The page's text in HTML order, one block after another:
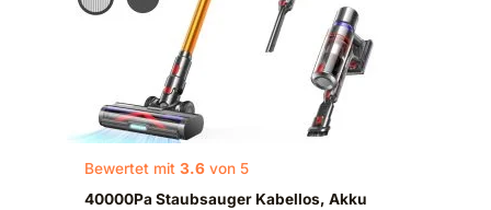
Bewertet mit3.6 von 5
40000Pa Staubsauger Kabellos, Akku